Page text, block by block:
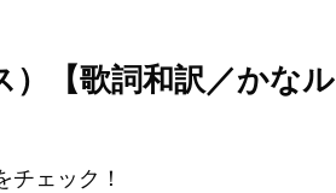
）【歌詞和訳／かなル
ェック！